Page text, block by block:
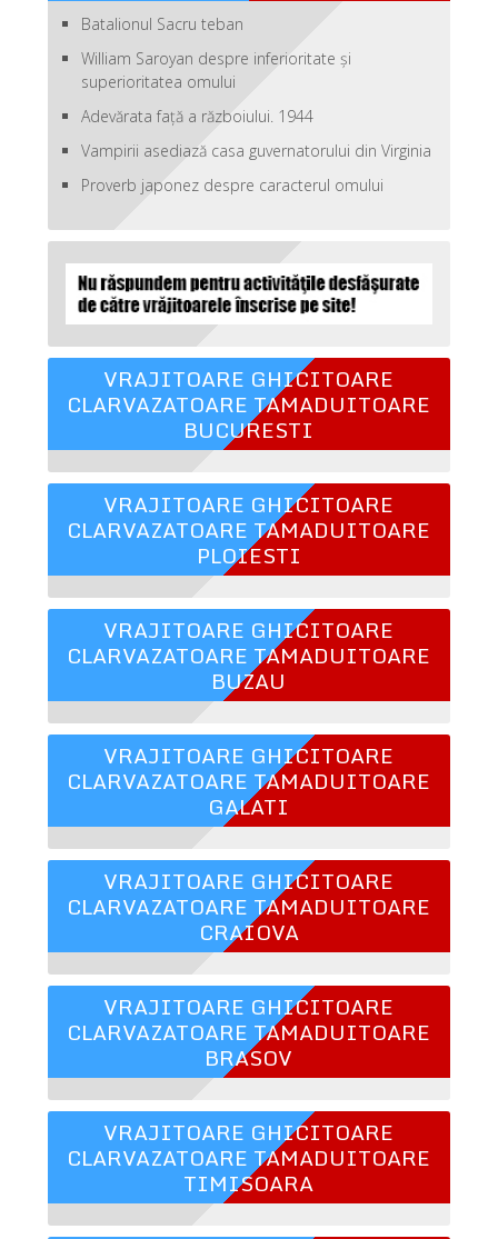
Batalionul Sacru teban
William Saroyan despre inferioritate şi
superioritatea omului
Adevărata față a războiului. 1944
Vampirii asediază casa guvernatorului din Virginia
Proverb japonez despre caracterul omului
VRAJITOARE GHICITOARE
CLARVAZATOARE TAMADUITOARE
BUCURESTI
VRAJITOARE GHICITOARE
CLARVAZATOARE TAMADUITOARE
PLOIESTI
VRAJITOARE GHICITOARE
CLARVAZATOARE TAMADUITOARE
BUZAU
VRAJITOARE GHICITOARE
CLARVAZATOARE TAMADUITOARE
GALATI
VRAJITOARE GHICITOARE
CLARVAZATOARE TAMADUITOARE
CRAIOVA
VRAJITOARE GHICITOARE
CLARVAZATOARE TAMADUITOARE
BRASOV
VRAJITOARE GHICITOARE
CLARVAZATOARE TAMADUITOARE
TIMISOARA